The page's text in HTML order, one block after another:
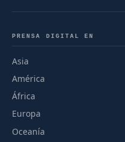
PRENSA DIGITAL EN
Asia
América
África
Europa
Oceanía